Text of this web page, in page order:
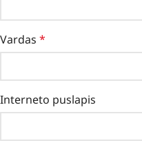
Vardas *
Interneto puslapis